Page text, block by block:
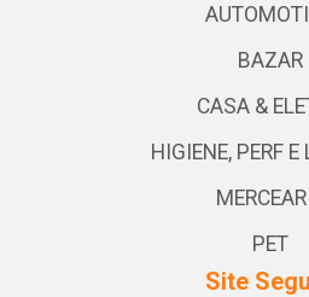
BAZAR
CASA &
HIGIENE, PERF
PET
Site